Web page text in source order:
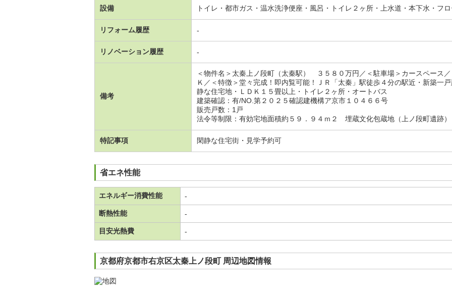
設備 トイレ・都市ガス・温水洗浄便座・風呂・トイレ２ヶ所・上水道・本下水・フ
リフォーム履歴 -
リノベーション履歴 -
備考
＜物件名＞太秦上ノ段町（太秦駅） ３５８０万円／＜駐車場＞カースペース
Ｋ／＜特徴＞堂々完成！即内覧可能！ＪＲ「太秦」駅徒歩４分の駅近・新築一
静な住宅地・ＬＤＫ１５畳以上・トイレ２ヶ所・オートバス
建築確認：有/NO.第２０２５確認建機構ア京市１０４６６号
販売戸数：1戸
法令等制限：有効宅地面積約５９．９４ｍ２ 埋蔵文化包蔵地（上ノ段町遺
特記事項 閑静な住宅街・見学予約可
省エネ性能
エネルギー消費性能 -
断熱性能 -
目安光熱費 -
京都府京都市右京区太秦上ノ段町 周辺地図情報